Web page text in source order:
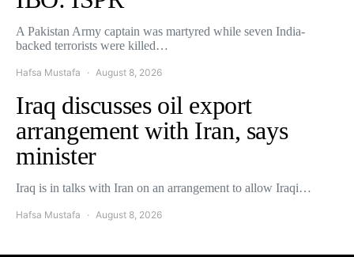
A Pakistan Army captain was martyred while seven India-
backed terrorists were killed…
Hafsa Mustafa August 8, 2026
Iraq discusses oil export
arrangement with Iran, says
minister
Iraq is in talks with Iran on an arrangement to allow Iraqi…
Hafsa Mustafa August 8, 2026